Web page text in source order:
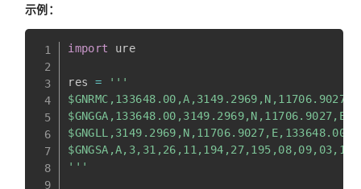
示例：
import ure
res =
'''
'''